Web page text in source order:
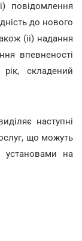
повідомлення
до нового
(іі) надання
впевненості
складений
наступні
що можуть
установами на